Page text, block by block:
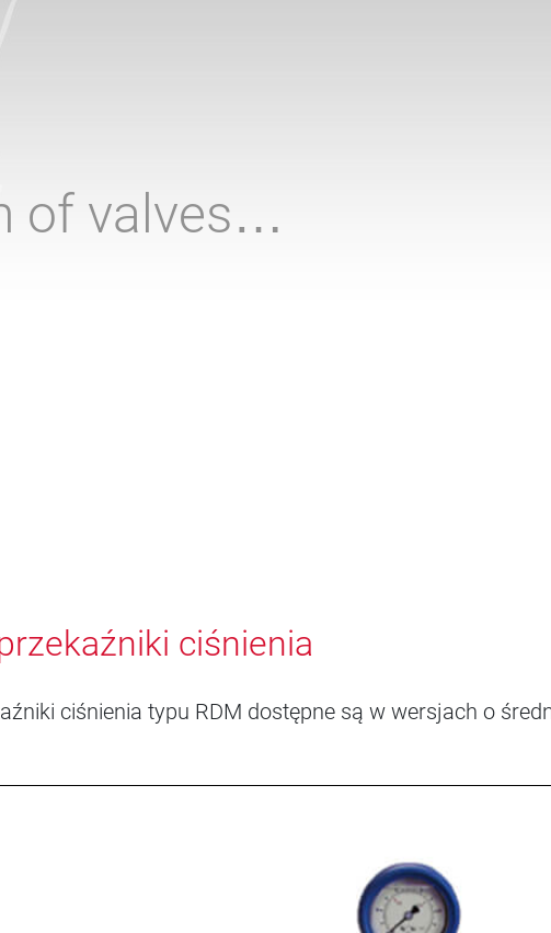
of valves…
ciśnienia
ciśnienia typu RDM dostępne są w wersjach o